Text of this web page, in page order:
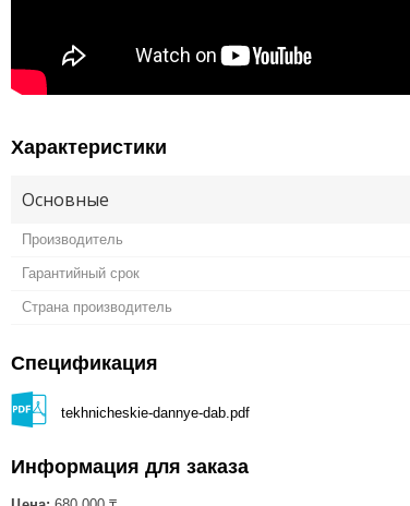
Характеристики
Основные
Производитель
Гарантийный срок
Страна производитель
Спецификация
tekhnicheskie-dannye-dab.pdf
Информация для заказа